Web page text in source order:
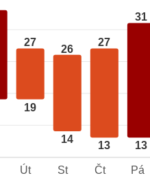
27
19
26
14
27
13
31
13
Út St Čt Pá